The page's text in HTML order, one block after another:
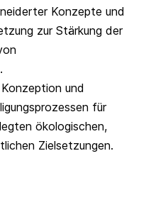
Konzepte und
zur Stärkung der
und
für
ökologischen,
Zielsetzungen.